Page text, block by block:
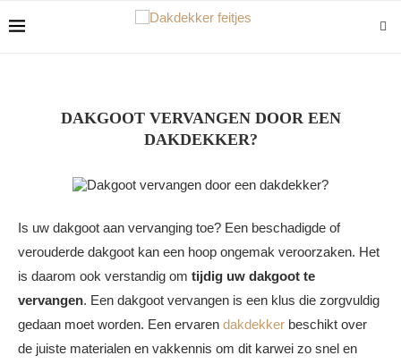
DAKGOOT VERVANGEN DOOR EEN
DAKDEKKER?
Is uw dakgoot aan vervanging toe? Een beschadigde of
verouderde dakgoot kan een hoop ongemak veroorzaken. Het
is daarom ook verstandig om tijdig uw dakgoot te
vervangen. Een dakgoot vervangen is een klus die zorgvuldig
gedaan moet worden. Een ervaren dakdekker beschikt over
de juiste materialen en vakkennis om dit karwei zo snel en